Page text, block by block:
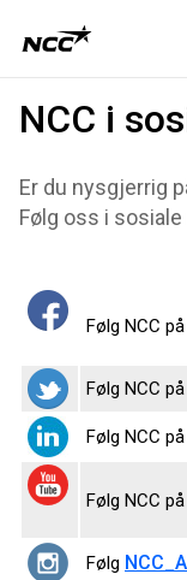
NCC i
Er du nysgjerrig
Følg oss i
Følg NCC på
Følg NCC på
Følg NCC på
Følg NCC på
Følg